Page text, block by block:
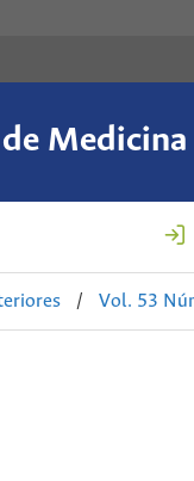
Medicina
/ Vol. 53